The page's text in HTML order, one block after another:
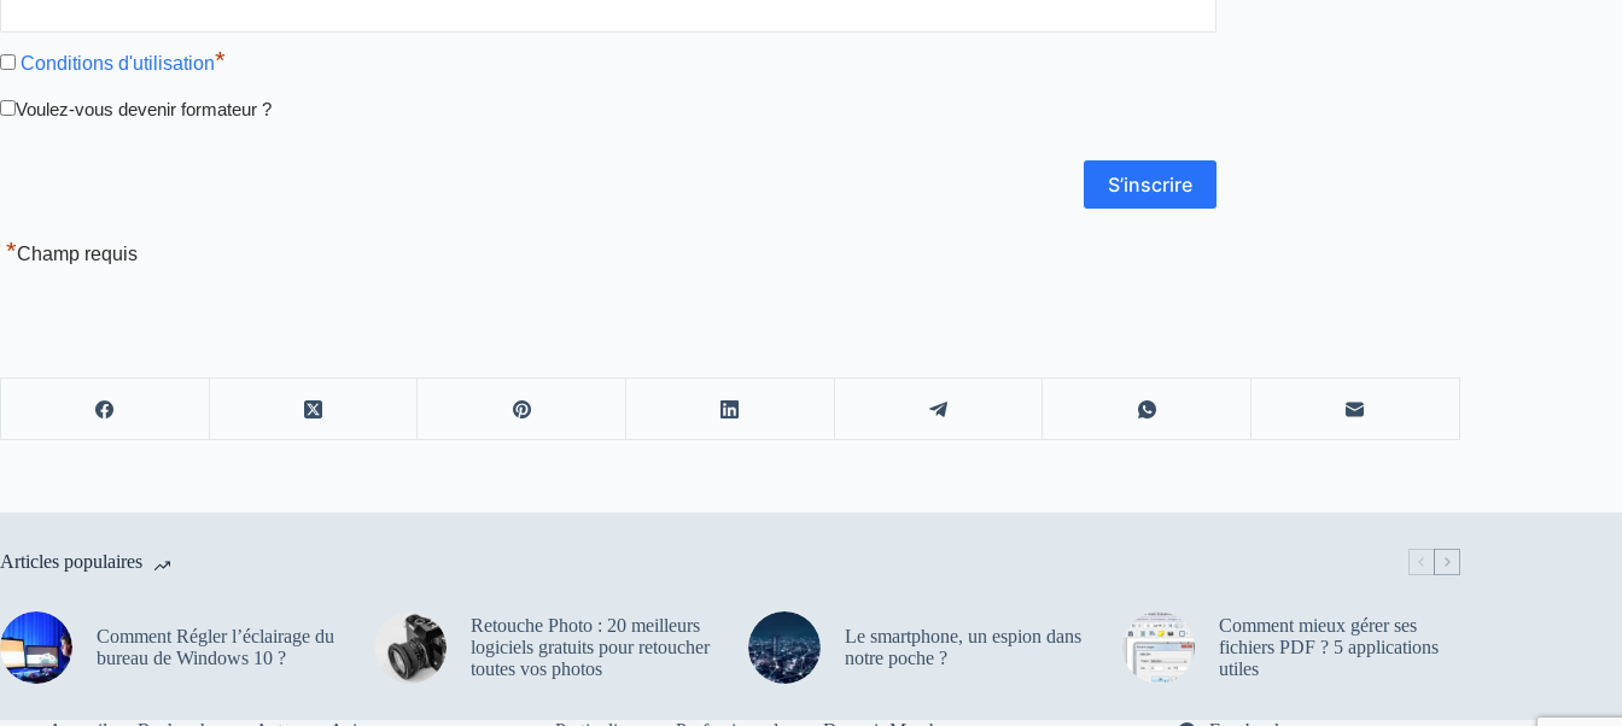
Conditions d'utilisation*
Voulez-vous devenir formateur ?
*Champ requis
Articles populaires
Comment Régler l’éclairage du
bureau de Windows 10 ?
Retouche Photo : 20 meilleurs
logiciels gratuits pour retoucher
toutes vos photos
Le smartphone, un espion dans
notre poche ?
Comment mieux gérer ses
fichiers PDF ? 5 applications
utiles